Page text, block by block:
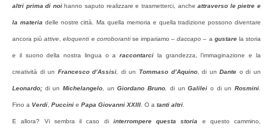
altri prima di noihanno saputo realizzare e trasmetterci, ancheattraverso le pietre e
la materia delle nostre città. Ma quella memoria e quella tradizione possono diventare
ancora piùattive ,eloquentie corroborantise impariamo –daccapo – a gustarela storia
e il suono della nostra lingua o araccontarci la grandezza, l’immaginazione e la
creatività di un Francesco d’Assisi di un Tommaso d’Aquino, di unDante o di un
Leonardo; di unMichelangelo , unGiordano Bruno di un Galilei o di unRosmini
Fino a Verdi Puccini e Papa Giovanni XXIII . O a tanti altri
E allora? Vi sembra il caso di interrompere questa storia e questo cammino,